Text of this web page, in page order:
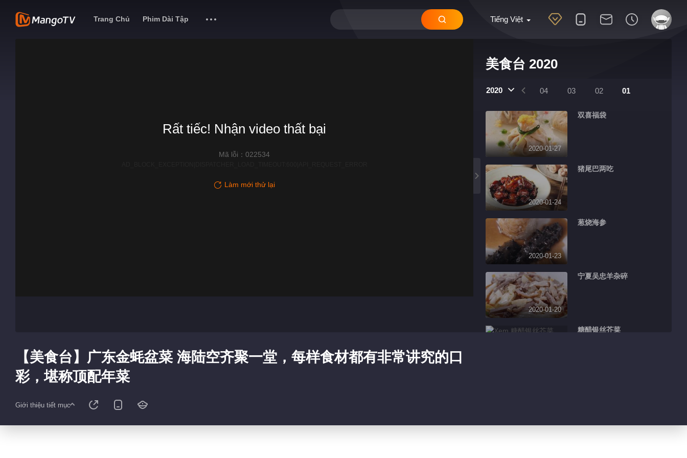
Tiếng Việt
Trang Chủ Phim Dài Tập
美食台 2020
2020
06 05 04 03 02 01
2020-01-27
双喜福袋
2020-01-24
猪尾巴两吃
2020-01-23
葱烧海参
2020-01-20
宁夏吴忠羊杂碎
糖醋银丝芥菜
Rất tiếc! Nhận video thất bại
Mã lỗi：022534
Làm mới thử lại
【美食台】广东金蚝盆菜 海陆空齐聚一堂，每样食材都有非常讲究的口
彩，堪称顶配年菜
Giới thiệu tiết mục